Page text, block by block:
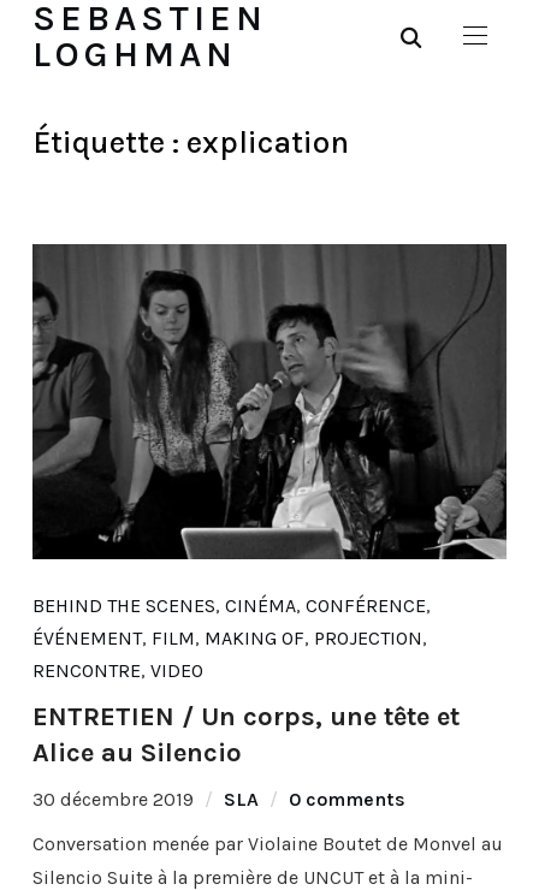
SEBASTIEN
LOGHMAN
Étiquette : explication
BEHIND THE SCENES, CINÉMA, CONFÉRENCE,
ÉVÉNEMENT, FILM, MAKING OF, PROJECTION,
RENCONTRE, VIDEO
ENTRETIEN / Un corps, une tête et
Alice au Silencio
30 décembre 2019 SLA
0 comments
Conversation menée par Violaine Boutet de Monvel au
Silencio Suite à la première de UNCUT et à la mini-